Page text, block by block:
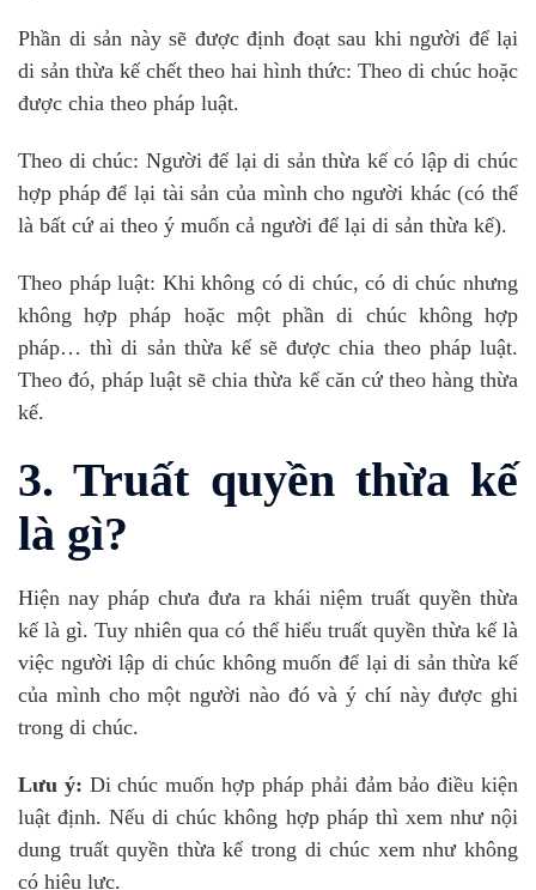
Phần di sản này sẽ được định đoạt sau khi người để lại
di sản thừa kế chết theo hai hình thức: Theo di chúc hoặc
được chia theo pháp luật.
Theo di chúc: Người để lại di sản thừa kế có lập di chúc
hợp pháp để lại tài sản của mình cho người khác (có thể
là bất cứ ai theo ý muốn cả người để lại di sản thừa kế).
Theo pháp luật: Khi không có di chúc, có di chúc nhưng
không hợp pháp hoặc một phần di chúc không hợp
pháp… thì di sản thừa kế sẽ được chia theo pháp luật.
Theo đó, pháp luật sẽ chia thừa kế căn cứ theo hàng thừa
kế.
3. Truất quyền thừa kế
là gì?
Hiện nay pháp chưa đưa ra khái niệm truất quyền thừa
kế là gì. Tuy nhiên qua có thể hiểu truất quyền thừa kế là
việc người lập di chúc không muốn để lại di sản thừa kế
của mình cho một người nào đó và ý chí này được ghi
trong di chúc.
Lưu ý: Di chúc muốn hợp pháp phải đảm bảo điều kiện
luật định. Nếu di chúc không hợp pháp thì xem như nội
dung truất quyền thừa kế trong di chúc xem như không
có hiệu lực.